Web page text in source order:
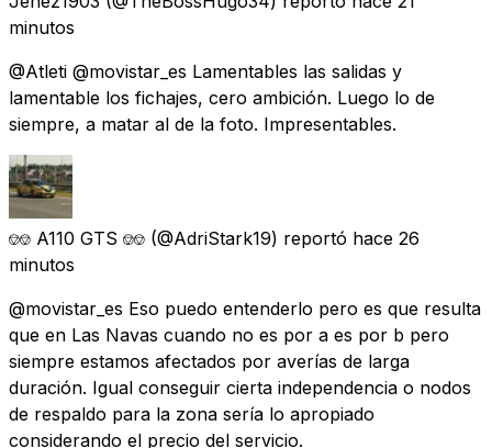
minutos
@Atleti @movistar_es Lamentables las salidas y
lamentable los fichajes, cero ambición. Luego lo de
siempre, a matar al de la foto. Impresentables.
⎊⎊ A110 GTS ⎊⎊ (@AdriStark19) reportó hace 26
minutos
@movistar_es Eso puedo entenderlo pero es que resulta
que en Las Navas cuando no es por a es por b pero
siempre estamos afectados por averías de larga
duración. Igual conseguir cierta independencia o nodos
de respaldo para la zona sería lo apropiado
considerando el precio del servicio.